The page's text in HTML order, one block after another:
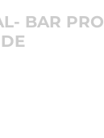
BAR PRO